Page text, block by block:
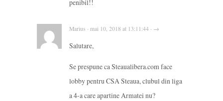
penibil!!
Marius · mai 10, 2018 at 13:11:44 · →
Salutare,
Se prespune ca Steaualibera.com face
lobby pentru CSA Steaua, clubul din liga
a 4-a care apartine Armatei nu?